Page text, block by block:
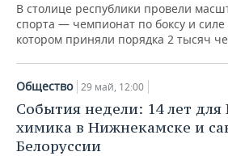
КОРОЛИ ГОСЗАКАЗА ПФО
КОМУ ПРИНАДЛЕЖАТ
ТОРГОВЫЕ ЦЕНТРЫ
ТАТАРСТАНА
ФИНАНСЫ
БЮДЖЕТ
ИНВЕСТИЦИИ
НОВОСТИ
ПРОМЫШЛЕННОСТИ
АГРОПРОМ
МАШИНОСТРОЕНИЕ
НЕФТЕХИМИЯ
НЕДВИЖИМОСТЬ
НОВОСТИ АВТО
БИЗНЕС
НОВОСТИ БИЗНЕСА
ТЕХНОЛОГИИ
В столице республики провели
спорта — чемпионат по боксу и силе
котором приняли порядка 2 тысяч
Общество 29 май, 12:00
События недели: 14 лет
химика в Нижнекамске и
Белоруссии